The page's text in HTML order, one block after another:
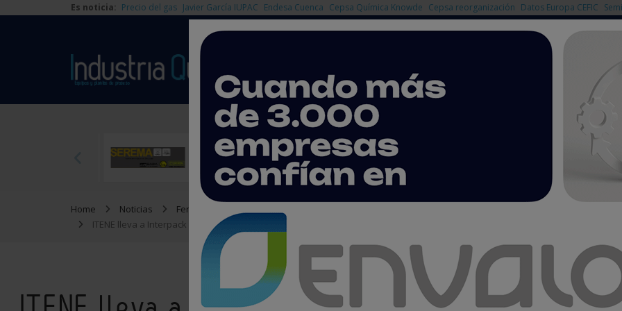
Es noticia: Precio del gas Javier García IUPAC Endesa Cuenca Cepsa Química Knowde Cepsa reorganización Datos Europa CEFIC
Home Noticias
Ferias y Congresos
ITENE lleva a Interpack soluciones para acelerar la circularidad del packaging